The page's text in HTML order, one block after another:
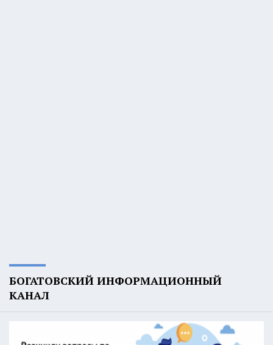
БОГАТОВСКИЙ ИНФОРМАЦИОННЫЙ
КАНАЛ